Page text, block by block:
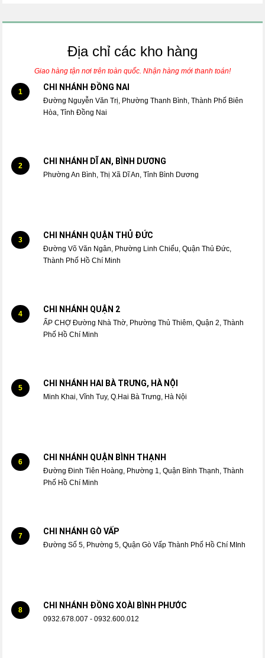
Địa chỉ các kho hàng
Giao hàng tận nơi trên toàn quốc. Nhận hàng mới thanh toán!
1 CHI NHÁNH ĐỒNG NAI
Đường Nguyễn Văn Trị, Phường Thanh Bình, Thành Phố Biên
Hòa, Tỉnh Đồng Nai
2 CHI NHÁNH DĨ AN, BÌNH DƯƠNG
Phường An Bình, Thị Xã Dĩ An, Tỉnh Bình Dương
3 CHI NHÁNH QUẬN THỦ ĐỨC
Đường Võ Văn Ngân, Phường Linh Chiểu, Quận Thủ Đức,
Thành Phố Hồ Chí Minh
4 CHI NHÁNH QUẬN 2
ẤP CHỢ Đường Nhà Thờ, Phường Thủ Thiêm, Quận 2, Thành
Phố Hồ Chí Minh
5 CHI NHÁNH HAI BÀ TRƯNG, HÀ NỘI
Minh Khai, Vĩnh Tuy, Q.Hai Bà Trưng, Hà Nội
6 CHI NHÁNH QUẬN BÌNH THẠNH
Đường Đinh Tiên Hoàng, Phường 1, Quận Bình Thạnh, Thành
Phố Hồ Chí Minh
7 CHI NHÁNH GÒ VẤP
Đường Số 5, Phường 5, Quận Gò Vấp Thành Phố Hồ Chí MInh
8 CHI NHÁNH ĐỒNG XOÀI BÌNH PHƯỚC
0932.678.007 - 0932.600.012